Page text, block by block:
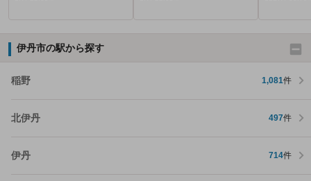
伊丹市の駅から探す
稲野 1,081件
北伊丹 497件
伊丹 714件